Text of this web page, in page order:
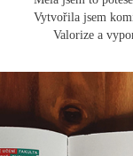
Vytvořila jsem
Valorize a